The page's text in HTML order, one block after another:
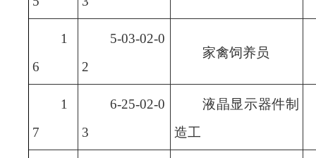
1
6
5-03-02-0
2
家禽饲养员
1
7
6-25-02-0
3
液晶显示器件制
造工